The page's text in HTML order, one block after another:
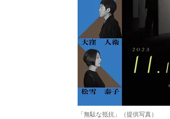
「無駄な抵抗」（提供写真）